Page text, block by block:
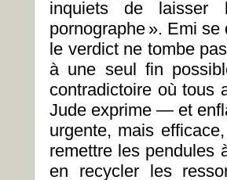
inquiets de laisser
pornographe ». Emi
le verdict ne tombe
à une seul fin
contradictoire où tous
Jude exprime — et
urgente, mais efficace,
remettre les pendules
en recycler les